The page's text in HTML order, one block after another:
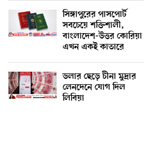
সিঙ্গাপুরের পাসপোর্ট
সবচেয়ে শক্তিশালী,
বাংলাদেশ-উত্তর কোরিয়া
এখন একই কাতারে
ডলার ছেড়ে চীনা মুদ্রার
লেনদেনে যোগ দিল
লিবিয়া